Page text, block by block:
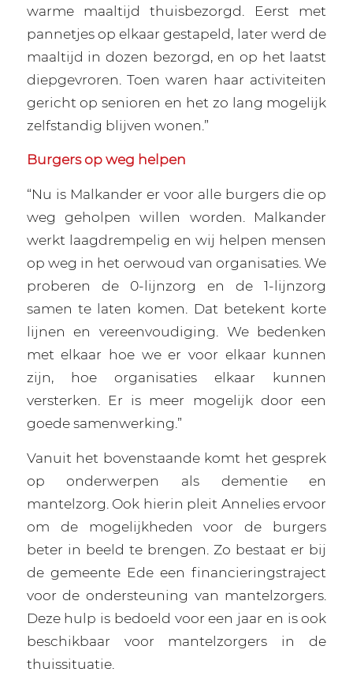
warme maaltijd thuisbezorgd. Eerst met
pannetjes op elkaar gestapeld, later werd de
maaltijd in dozen bezorgd, en op het laatst
diepgevroren. Toen waren haar activiteiten
gericht op senioren en het zo lang mogelijk
zelfstandig blijven wonen.”
Burgers op weg helpen
“Nu is Malkander er voor alle burgers die op
weg geholpen willen worden. Malkander
werkt laagdrempelig en wij helpen mensen
op weg in het oerwoud van organisaties. We
proberen de 0-lijnzorg en de 1-lijnzorg
samen te laten komen. Dat betekent korte
lijnen en vereenvoudiging. We bedenken
met elkaar hoe we er voor elkaar kunnen
zijn, hoe organisaties elkaar kunnen
versterken. Er is meer mogelijk door een
goede samenwerking.”
Vanuit het bovenstaande komt het gesprek
op onderwerpen als dementie en
mantelzorg. Ook hierin pleit Annelies ervoor
om de mogelijkheden voor de burgers
beter in beeld te brengen. Zo bestaat er bij
de gemeente Ede een financieringstraject
voor de ondersteuning van mantelzorgers.
Deze hulp is bedoeld voor een jaar en is ook
beschikbaar voor mantelzorgers in de
thuissituatie.